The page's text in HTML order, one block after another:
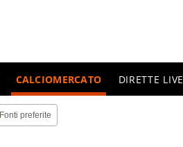
CALCIOMERCATO DIRETTE LIVE
Fonti preferite